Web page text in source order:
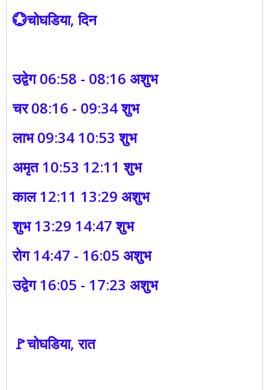
💮चोघडिया, दिन
उद्वेग 06:58 - 08:16 अशुभ
चर 08:16 - 09:34 शुभ
लाभ 09:34 10:53 शुभ
अमृत 10:53 12:11 शुभ
काल 12:11 13:29 अशुभ
शुभ 13:29 14:47 शुभ
रोग 14:47 - 16:05 अशुभ
उद्वेग 16:05 - 17:23 अशुभ
🚩चोघडिया, रात